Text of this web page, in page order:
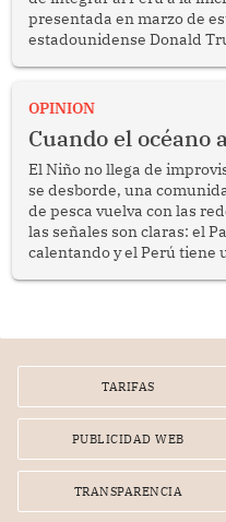
presentada en marzo de
estadounidense Donald
OPINION
Cuando el océano
El Niño no llega de
se desborde, una
de pesca vuelva con las
las señales son claras: el
calentando y el Perú tiene
TARIFAS
PUBLICIDAD WEB
TRANSPARENCIA